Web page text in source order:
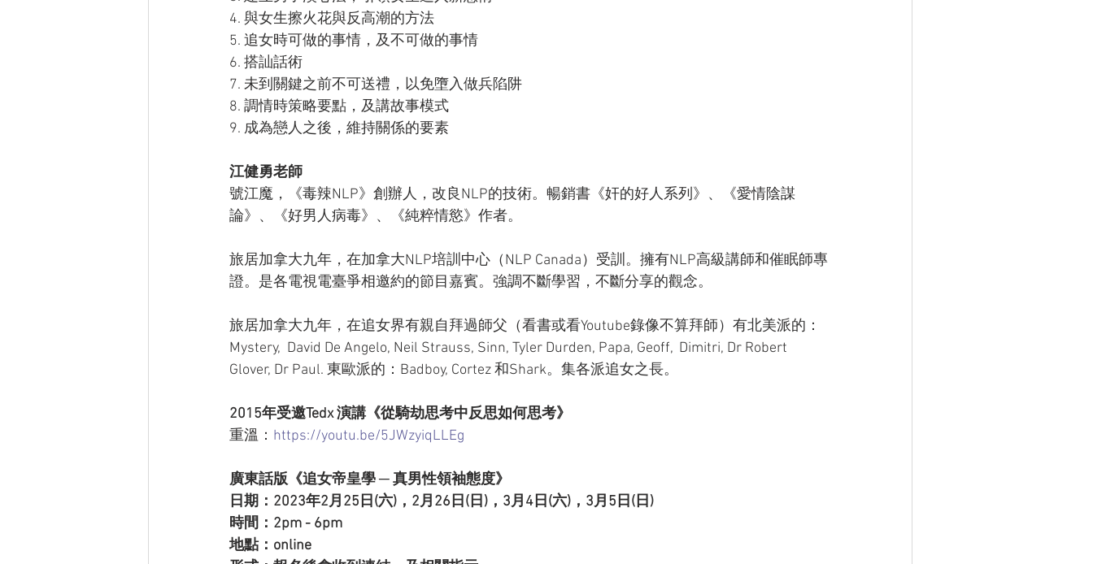
4. 與女生擦火花與反高潮的方法
5. 追女時可做的事情，及不可做的事情
6. 搭訕話術
7. 未到關鍵之前不可送禮，以免墮入做兵陷阱
8. 調情時策略要點，及講故事模式
9. 成為戀人之後，維持關係的要素
江健勇老師
號江魔，《毒辣NLP》創辦人，改良NLP的技術。暢銷書《奸的好人系列》、《愛情陰謀
論》、《好男人病毒》、《純粹情慾》作者。
旅居加拿大九年，在加拿大NLP培訓中心（NLP Canada）受訓。擁有NLP高級講師和催眠師專
證。是各電視電臺爭相邀約的節目嘉賓。強調不斷學習，不斷分享的觀念。
旅居加拿大九年，在追女界有親自拜過師父（看書或看Youtube錄像不算拜師）有北美派的：
Mystery,  David De Angelo, Neil Strauss, Sinn, Tyler Durden, Papa, Geoff,  Dimitri, Dr Robert
Glover, Dr Paul. 東歐派的：Badboy, Cortez 和Shark。集各派追女之長。
2015年受邀Tedx 演講《從騎劫思考中反思如何思考》
重溫： https://youtu.be/5JWzyiqLLEg
廣東話版《追女帝皇學 ─ 真男性領袖態度》
日期：2023年2月25日(六)，2月26日(日)，3月4日(六)，3月5日(日)
時間：2pm - 6pm
地點：online